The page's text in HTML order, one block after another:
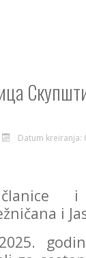
Datum kreiranja:
članice
i